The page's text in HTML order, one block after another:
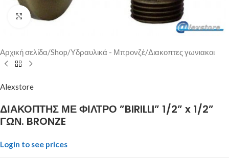
Click to enlarge
Αρχική σελίδα/Shop/Υδραυλικά - Μπρονζέ/Διακοπτες γωνιακοι
Alexstore
ΔΙΑΚΟΠΤΗΣ ΜΕ ΦΙΛΤΡΟ ”BIRILLI” 1/2” x 1/2”
ΓΩΝ. BRONZE
Login to see prices